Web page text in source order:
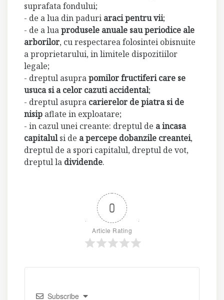
suprafata fondului;
- de a lua din paduri araci pentru vii;
- de a luaprodusele anuale sau periodice ale
arborilor, cu respectarea folosintei obisnuite
a proprietarului, in limitele dispozitiilor
legale;
- dreptul asuprapomilor fructiferi care se
usuca si a celor cazuti accidental;
- dreptul asupra carierelor de piatra si de
nisip aflate in exploatare;
- in cazul unei creante: dreptul de a incasa
capitalulsi de a percepe dobanzile creantei,
dreptul de a spori capitalul, dreptul de vot,
dreptul la dividende.
0
Article Rating
Subscribe